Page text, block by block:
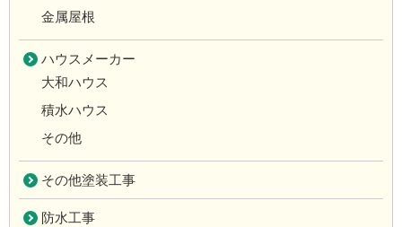
金属屋根
ハウスメーカー
大和ハウス
積水ハウス
その他
その他塗装工事
防水工事